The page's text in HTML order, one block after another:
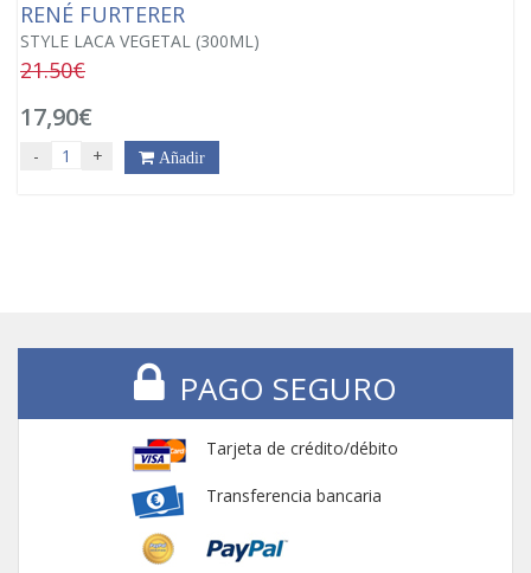
RENÉ FURTERER
STYLE LACA VEGETAL (300ML)
21.50€
17,90€
- + Añadir
PAGO SEGURO
Tarjeta de crédito/débito
Transferencia bancaria